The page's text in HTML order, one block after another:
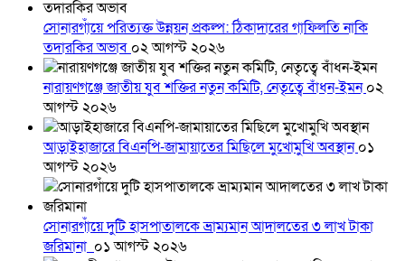
সোনারগাঁয়ে পরিত্যক্ত উন্নয়ন প্রকল্প: ঠিকাদারের গাফিলতি নাকি
তদারকির অভাব ০২ আগস্ট ২০২৬
নারায়ণগঞ্জে জাতীয় যুব শক্তির নতুন কমিটি, নেতৃত্বে বাঁধন-ইমন০২
আগস্ট ২০২৬
আড়াইহাজারে বিএনপি-জামায়াতের মিছিলে মুখোমুখি অবস্থান০১
আগস্ট ২০২৬
সোনারগাঁয়ে দুটি হাসপাতালকে ভ্রাম্যমান আদালতের ৩ লাখ টাকা
জরিমানা ০১ আগস্ট ২০২৬